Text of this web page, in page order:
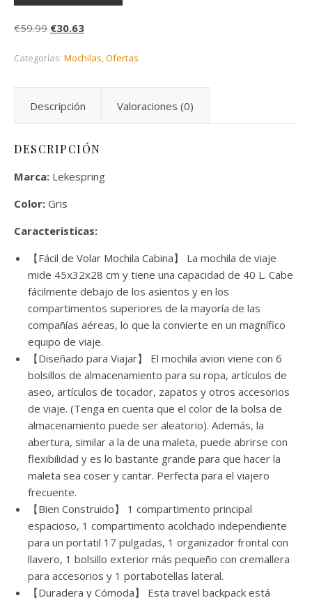
€59.99 El precio original era: €59.99.
€30.63El precio actual es: €30.63.
Categorías: Mochilas,Ofertas
Descripción Valoraciones (0)
DESCRIPCIÓN
Marca: Lekespring
Color: Gris
Caracteristicas:
【Fácil de Volar Mochila Cabina】 La mochila de viaje
mide 45x32x28 cm y tiene una capacidad de 40 L. Cabe
fácilmente debajo de los asientos y en los
compartimentos superiores de la mayoría de las
compañías aéreas, lo que la convierte en un magnífico
equipo de viaje.
【Diseñado para Viajar】 El mochila avion viene con 6
bolsillos de almacenamiento para su ropa, artículos de
aseo, artículos de tocador, zapatos y otros accesorios
de viaje. (Tenga en cuenta que el color de la bolsa de
almacenamiento puede ser aleatorio). Además, la
abertura, similar a la de una maleta, puede abrirse con
flexibilidad y es lo bastante grande para que hacer la
maleta sea coser y cantar. Perfecta para el viajero
frecuente.
【Bien Construido】 1 compartimento principal
espacioso, 1 compartimento acolchado independiente
para un portatil 17 pulgadas, 1 organizador frontal con
llavero, 1 bolsillo exterior más pequeño con cremallera
para accesorios y 1 portabotellas lateral.
【Duradera y Cómoda】 Esta travel backpack está